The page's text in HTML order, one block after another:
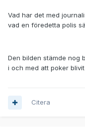
Vad har det med
vad en föredetta polis
Den bilden stämde nog
i och med att poker
Citera